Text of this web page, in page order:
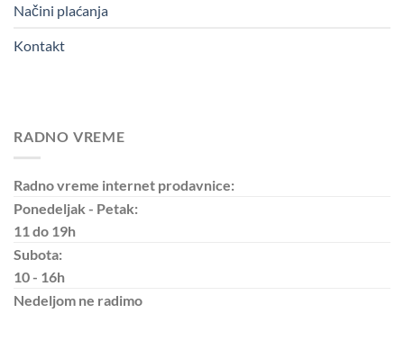
Načini plaćanja
Kontakt
RADNO VREME
Radno vreme internet prodavnice:
Ponedeljak - Petak:
11 do 19h
Subota:
10 - 16h
Nedeljom ne radimo